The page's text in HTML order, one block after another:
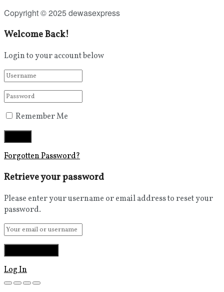
Copyright © 2025 dewasexpress
Welcome Back!
Login to your account below
Remember Me
Forgotten Password?
Retrieve your password
Please enter your username or email address to reset your
password.
Log In